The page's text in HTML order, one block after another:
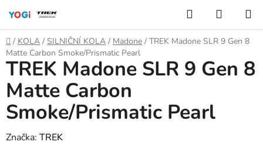
obsah
Hledat
KOŠÍK
Domů
/ KOLA / SILNIČNÍ KOLA / Madone / TREK Madone SLR 9 Gen 8
Matte Carbon Smoke/Prismatic Pearl
TREK Madone SLR 9 Gen 8
Matte Carbon
Smoke/Prismatic Pearl
Značka: TREK